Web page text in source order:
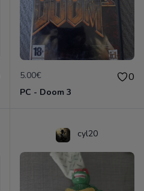
5.00€ 0
PC - Doom 3
cyl20